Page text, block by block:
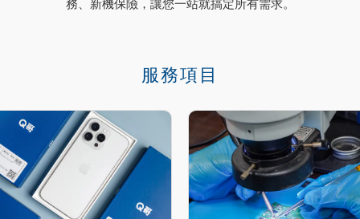
務、新機保險，讓您一站就搞定所有需求。
服務項目